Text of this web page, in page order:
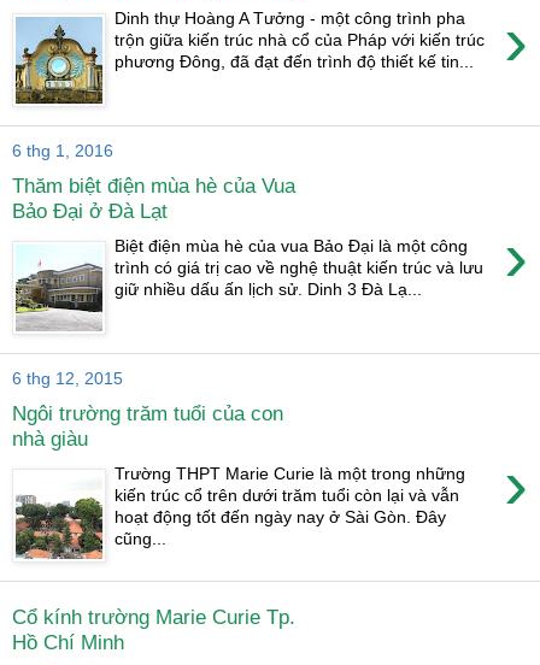
›
Dinh thự Hoàng A Tưởng - một công trình pha
trộn giữa kiến trúc nhà cổ của Pháp với kiến trúc
phương Đông, đã đạt đến trình độ thiết kế tin...
6 thg 1, 2016
Thăm biệt điện mùa hè của Vua
Bảo Đại ở Đà Lạt
›
Biệt điện mùa hè của vua Bảo Đại là một công
trình có giá trị cao về nghệ thuật kiến trúc và lưu
giữ nhiều dấu ấn lịch sử. Dinh 3 Đà Lạ...
6 thg 12, 2015
Ngôi trường trăm tuổi của con
nhà giàu
›
Trường THPT Marie Curie là một trong những
kiến trúc cổ trên dưới trăm tuổi còn lại và vẫn
hoạt động tốt đến ngày nay ở Sài Gòn. Đây
cũng...
Cổ kính trường Marie Curie Tp.
Hồ Chí Minh